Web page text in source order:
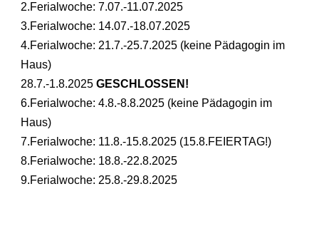
2.Ferialwoche: 7.07.-11.07.2025
3.Ferialwoche: 14.07.-18.07.2025
4.Ferialwoche: 21.7.-25.7.2025 (keine Pädagogin im
Haus)
28.7.-1.8.2025GESCHLOSSEN!
6.Ferialwoche: 4.8.-8.8.2025 (keine Pädagogin im
Haus)
7.Ferialwoche: 11.8.-15.8.2025 (15.8.FEIERTAG!)
8.Ferialwoche: 18.8.-22.8.2025
9.Ferialwoche: 25.8.-29.8.2025